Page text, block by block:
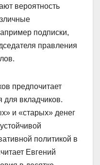
вероятность
подписки,
правления
предпочитает
для вкладчиков.
и «старых» денег
политикой в
Евгений